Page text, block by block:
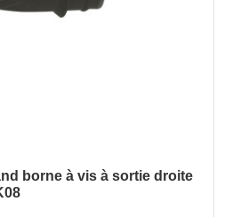
borne à vis à sortie droite